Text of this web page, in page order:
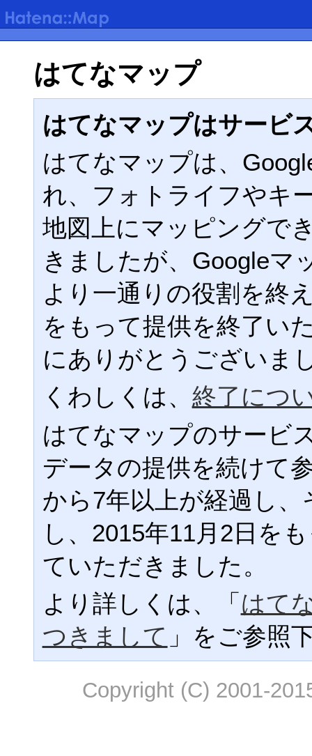
はてなマップ
はてなマップはサービ
はてなマップは、
れ、フォトライフやキ
地図上にマッピングで
きましたが、Googleマ
より一通りの役割を終
をもって提供を終了い
にありがとうございま
くわしくは、 終了につ
はてなマップのサービ
データの提供を続けて
から7年以上が経過し
し、2015年11月2日を
ていただきました。
より詳しくは、「 はて
つきまして 」をご参照
Copyright (C) 2001-